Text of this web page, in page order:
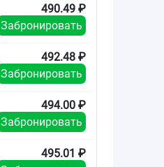
490.49 ₽
Забронировать
492.48 ₽
Забронировать
494.00 ₽
Забронировать
495.01 ₽